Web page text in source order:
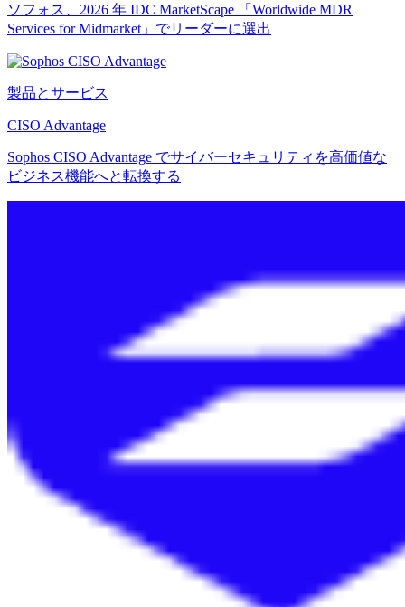
ソフォス、2026 年 IDC MarketScape 「Worldwide MDR
Services for Midmarket」でリーダーに選出
製品とサービス
CISO Advantage
Sophos CISO Advantage でサイバーセキュリティを高価値な
ビジネス機能へと転換する